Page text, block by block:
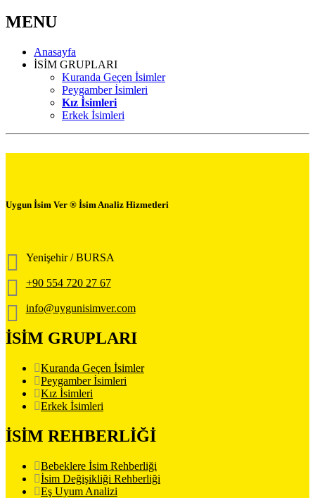
MENU
Anasayfa
İSİM GRUPLARI
Kuranda Geçen İsimler
Peygamber İsimleri
Kız İsimleri
Erkek İsimleri
Uygun İsim Ver ® İsim Analiz Hizmetleri
Yenişehir / BURSA
+90 554 720 27 67
info@uygunisimver.com
İSİM GRUPLARI
Kuranda Geçen İsimler
Peygamber İsimleri
Kız İsimleri
Erkek İsimleri
İSİM REHBERLİĞİ
Bebeklere İsim Rehberliği
İsim Değişikliği Rehberliği
Eş Uyum Analizi